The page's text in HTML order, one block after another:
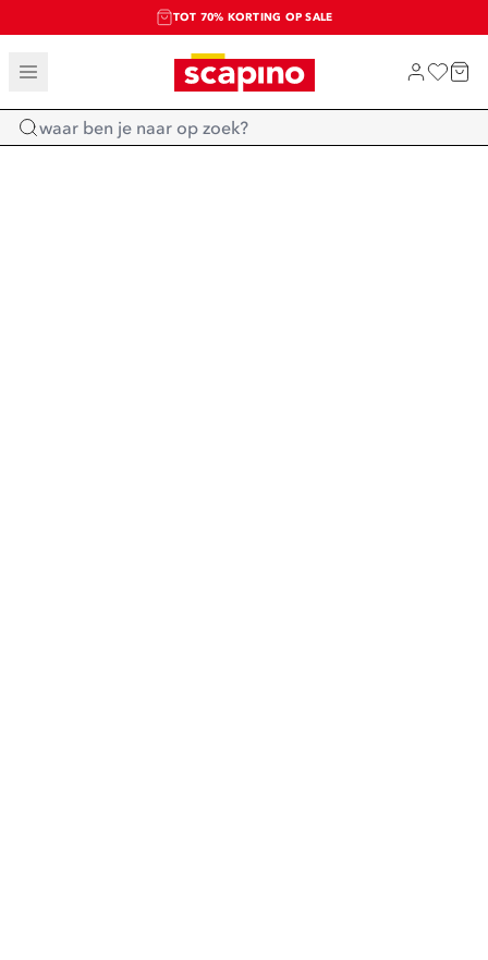
TOT 70% KORTING OP SALE
SALE: LAATSTE KANS!
SHOP NIEUW
Home